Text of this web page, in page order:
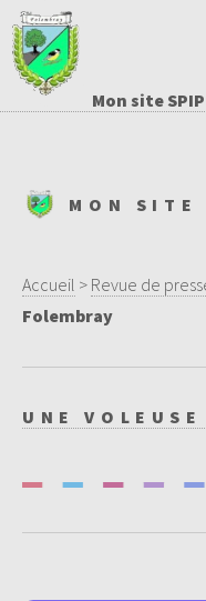
Mon site SPIP
MON SITE
Accueil > Revue de
Folembray
UNE